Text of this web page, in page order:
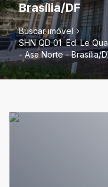
Brasília/DF
Buscar imóvel
SHN QD 01  Ed. Le
- Asa Norte - Brasília/